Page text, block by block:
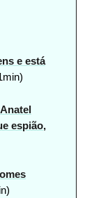
e está
espião,